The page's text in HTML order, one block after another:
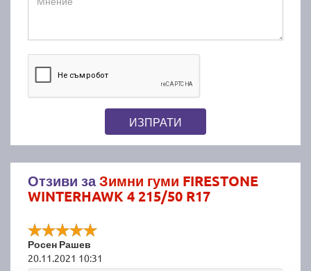
ИЗПРАТИ
Отзиви заЗимни гуми FIRESTONE
WINTERHAWK 4 215/50 R17
Росен Рашев
20.11.2021 10:31